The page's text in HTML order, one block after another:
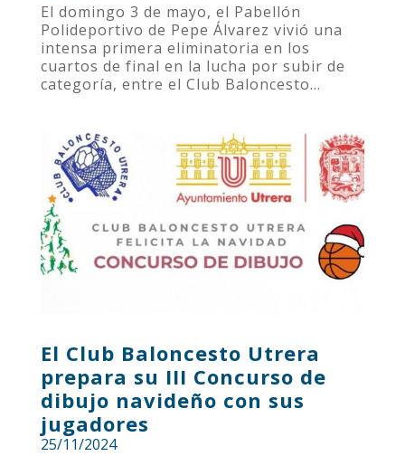
El domingo 3 de mayo, el Pabellón
Polideportivo de Pepe Álvarez vivió una
intensa primera eliminatoria en los
cuartos de final en la lucha por subir de
categoría, entre el Club Baloncesto...
El Club Baloncesto Utrera
prepara su III Concurso de
dibujo navideño con sus
jugadores
25/11/2024